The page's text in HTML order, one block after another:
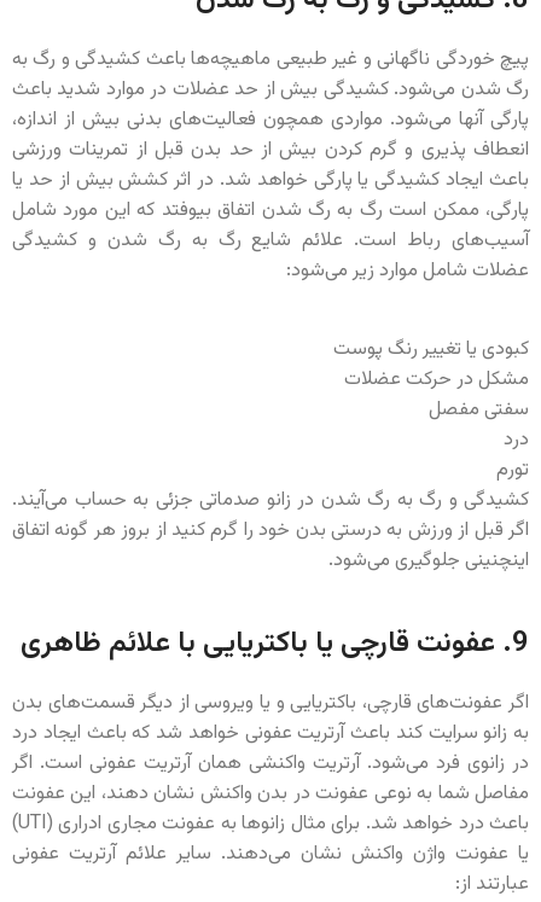
پیچ خوردگی ناگهانی و غیر طبیعی ماهیچه‌ها باعث کشیدگی و رگ به
رگ شدن می‌شود. کشیدگی بیش از حد عضلات در موارد شدید باعث
پارگی آنها می‌شود. مواردی همچون فعالیت‌های بدنی بیش از اندازه،
انعطاف پذیری و گرم کردن بیش از حد بدن قبل از تمرینات ورزشی
باعث ایجاد کشیدگی یا پارگی خواهد شد. در اثر کشش بیش از حد یا
پارگی، ممکن است رگ به رگ شدن اتفاق بیوفتد که این مورد شامل
آسیب‌های رباط است. علائم شایع رگ به رگ شدن و کشیدگی
عضلات شامل موارد زیر می‌شود:
کبودی یا تغییر رنگ پوست
مشکل در حرکت عضلات
سفتی مفصل
درد
تورم
کشیدگی و رگ به رگ شدن در زانو صدماتی جزئی به حساب می‌آیند.
اگر قبل از ورزش به درستی بدن خود را گرم کنید از بروز هر گونه اتفاق
اینچنینی جلوگیری می‌شود.
9. عفونت قارچی یا باکتریایی با علائم ظاهری
اگر عفونت‌های قارچی، باکتریایی و یا ویروسی از دیگر قسمت‌های بدن
به زانو سرایت کند باعث آرتریت عفونی خواهد شد که باعث ایجاد درد
در زانوی فرد می‌شود. آرتریت واکنشی همان آرتریت عفونی است. اگر
مفاصل شما به نوعی عفونت در بدن واکنش نشان دهند، این عفونت
باعث درد خواهد شد. برای مثال زانوها به عفونت مجاری ادراری (UTI)
یا عفونت واژن واکنش نشان می‌دهند. سایر علائم آرتریت عفونی
عبارتند از: